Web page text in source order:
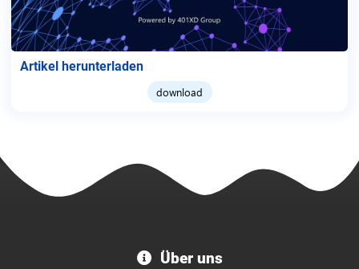
Artikel herunterladen
download
Über uns